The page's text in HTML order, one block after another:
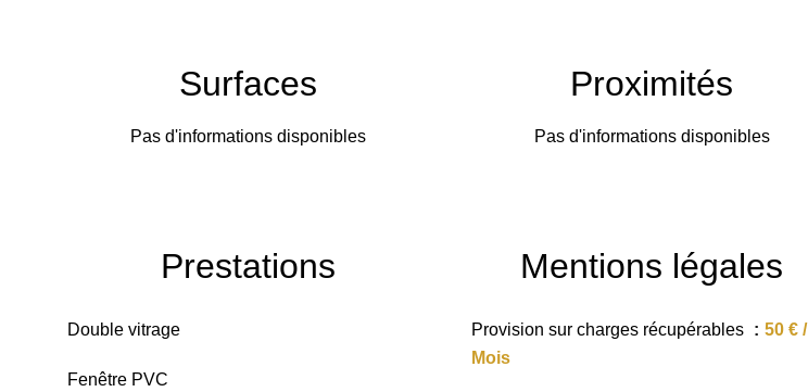
Surfaces
Pas d'informations disponibles
Proximités
Pas d'informations disponibles
Prestations
Double vitrage
Fenêtre PVC
Mentions légales
Provision sur charges récupérables
50 € /
Mois